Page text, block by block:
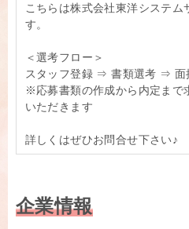
こちらは株式会社東洋システ
す。
＜選考フロー＞
スタッフ登録 ⇒ 書類選考 ⇒
※応募書類の作成から内定まで
いただきます
詳しくはぜひお問合せ下さい♪
企業情報